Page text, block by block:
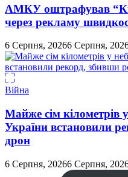
АМКУ оштрафував
через рекламу
6 Серпня, 20266 Серпня,
Війна
Майже сім кілометрів
України встановили
дрон
6 Серпня, 20266 Серпня,